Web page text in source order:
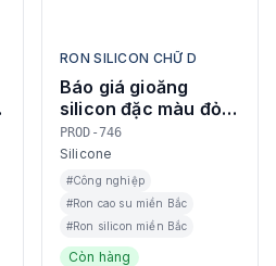
RON SILICON CHỮ D
Báo giá gioăng
silicon đặc màu đỏ
chữ D ở Phú Thọ
PROD-746
Silicone
#Công nghiệp
#Ron cao su miền Bắc
#Ron silicon miền Bắc
Còn hàng